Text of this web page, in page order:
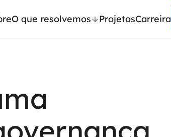
O que resolvemos ProjetosCarreira